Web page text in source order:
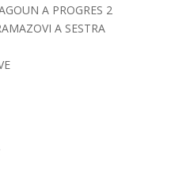
A PROGRES 2
A SESTRA